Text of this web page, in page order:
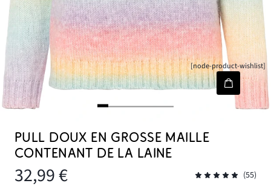
[node-product-wishlist]
PULL DOUX EN GROSSE MAILLE
CONTENANT DE LA LAINE
32,99 €
(55)